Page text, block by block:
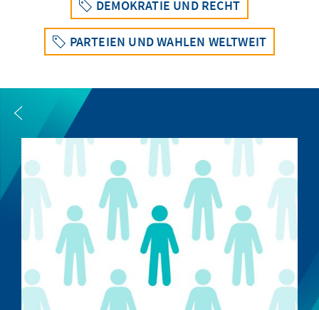
DEMOKRATIE UND RECHT
PARTEIEN UND WAHLEN WELTWEIT